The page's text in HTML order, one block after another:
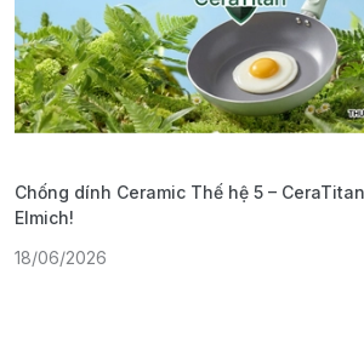
Chống dính Ceramic Thế hệ 5 –
Elmich!
18/06/2026